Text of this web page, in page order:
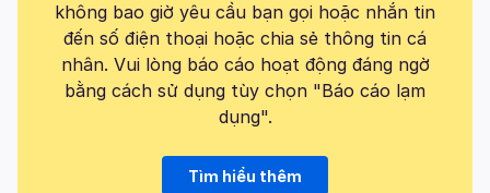
không bao giờ yêu cầu bạn gọi hoặc nhắn tin
đến số điện thoại hoặc chia sẻ thông tin cá
nhân. Vui lòng báo cáo hoạt động đáng ngờ
bằng cách sử dụng tùy chọn "Báo cáo lạm
dụng".
Tìm hiểu thêm